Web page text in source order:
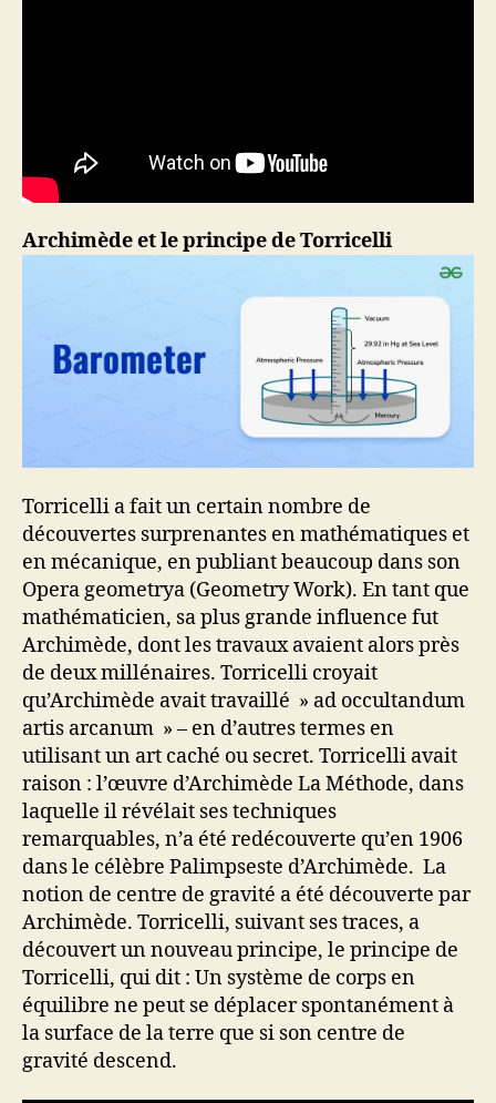
Archimède et le principe de Torricelli
Torricelli a fait un certain nombre de
découvertes surprenantes en mathématiques et
en mécanique, en publiant beaucoup dans son
Opera geometrya (Geometry Work). En tant que
mathématicien, sa plus grande influence fut
Archimède, dont les travaux avaient alors près
de deux millénaires. Torricelli croyait
qu’Archimède avait travaillé » ad occultandum
artis arcanum » – en d’autres termes en
utilisant un art caché ou secret. Torricelli avait
raison : l’œuvre d’Archimède La Méthode, dans
laquelle il révélait ses techniques
remarquables, n’a été redécouverte qu’en 1906
dans le célèbre Palimpseste d’Archimède. La
notion de centre de gravité a été découverte par
Archimède. Torricelli, suivant ses traces, a
découvert un nouveau principe, le principe de
Torricelli, qui dit : Un système de corps en
équilibre ne peut se déplacer spontanément à
la surface de la terre que si son centre de
gravité descend.